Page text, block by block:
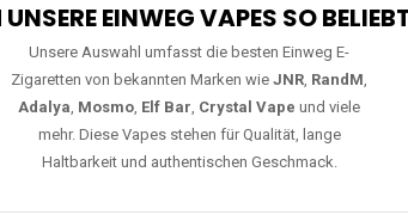
EINWEG VAPES SO
Unsere Auswahl umfasst die besten Einweg E-
Zigaretten von bekannten Marken wie JNR, RandM,
Adalya, Mosmo, Elf Bar, Crystal Vape und viele
mehr. Diese Vapes stehen für Qualität, lange
Haltbarkeit und authentischen Geschmack.